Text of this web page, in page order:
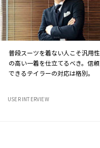
普段スーツを着ない人こそ汎用性
の高い一着を仕立てるべき。信頼
できるテイラーの対応は格別。
USER INTERVIEW